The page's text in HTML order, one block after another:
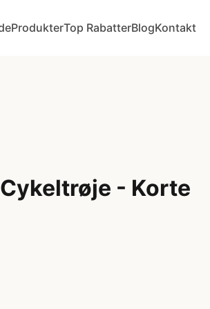
ProdukterTop RabatterBlogKontakt
- Korte